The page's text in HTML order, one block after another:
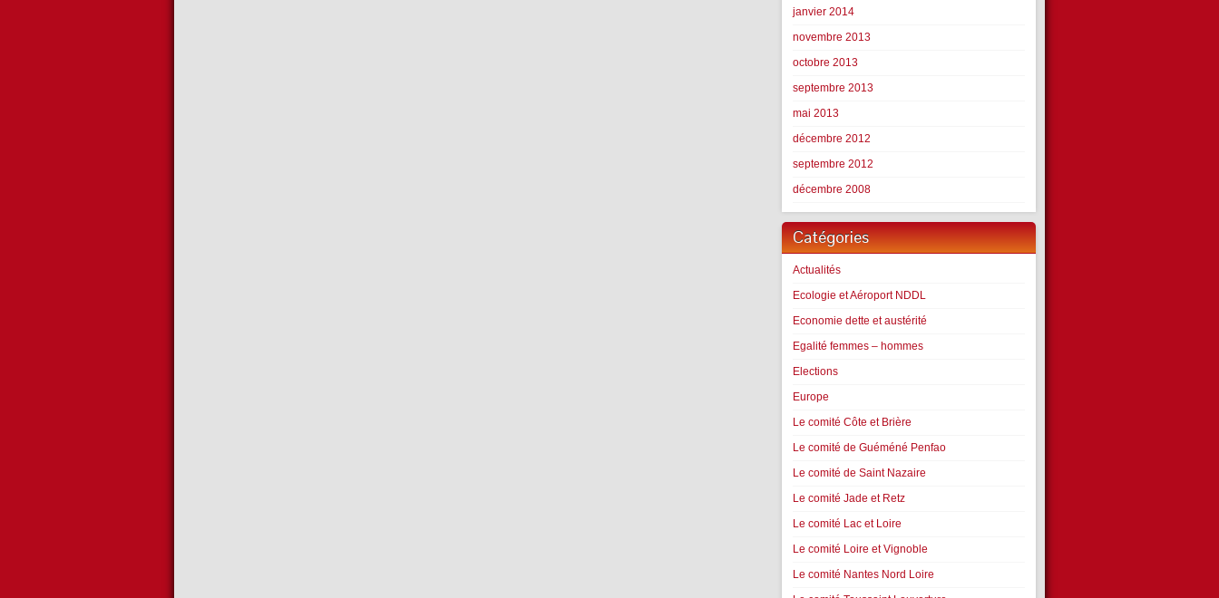
janvier 2014
novembre 2013
octobre 2013
septembre 2013
mai 2013
décembre 2012
septembre 2012
décembre 2008
Catégories
Actualités
Ecologie et Aéroport NDDL
Economie dette et austérité
Egalité femmes – hommes
Elections
Europe
Le comité Côte et Brière
Le comité de Guéméné Penfao
Le comité de Saint Nazaire
Le comité Jade et Retz
Le comité Lac et Loire
Le comité Loire et Vignoble
Le comité Nantes Nord Loire